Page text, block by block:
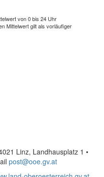
von 0 bis 24 Uhr
Mittelwert gilt als vorläufiger
Linz, Landhausplatz 1 •
post@ooe.gv.at